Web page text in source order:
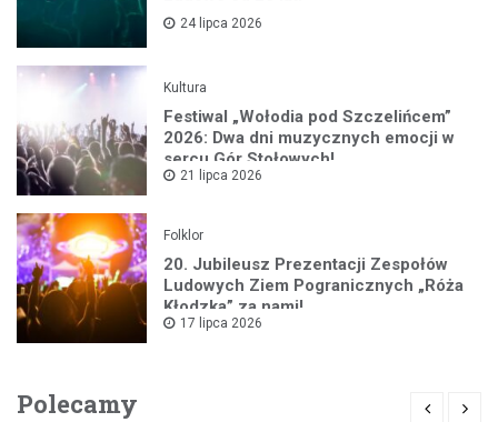
24 lipca 2026
Kultura
Festiwal „Wołodia pod Szczelińcem”
2026: Dwa dni muzycznych emocji w
sercu Gór Stołowych!
21 lipca 2026
Folklor
20. Jubileusz Prezentacji Zespołów
Ludowych Ziem Pogranicznych „Róża
Kłodzka” za nami!
17 lipca 2026
Polecamy